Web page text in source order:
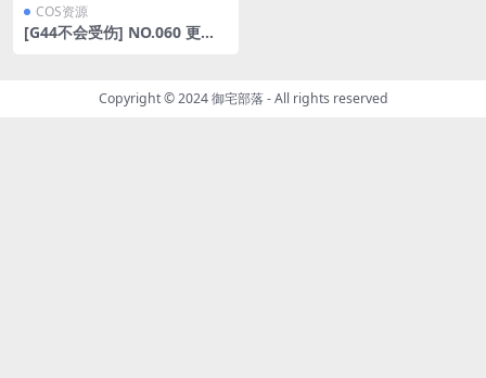
COS资源
[G44不会受伤] NO.060 更衣
Copyright © 2024御宅部落- All rights reserved